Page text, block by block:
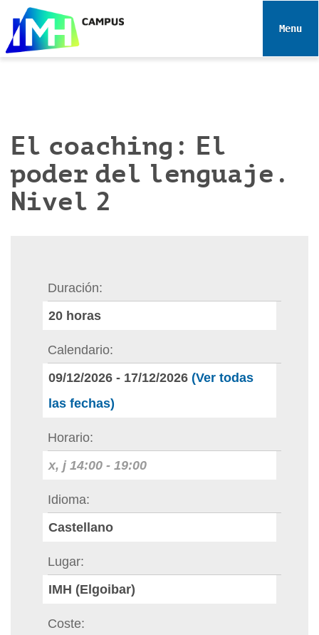
e
Toggle
El coaching: El
poder del lenguaje.
Nivel 2
Duración
20 horas
Calendario
09/12/2026 - 17/12/2026 (Ver todas
las fechas)
Horario
x, j 14:00 - 19:00
Idioma
Castellano
Lugar
IMH (Elgoibar)
Coste